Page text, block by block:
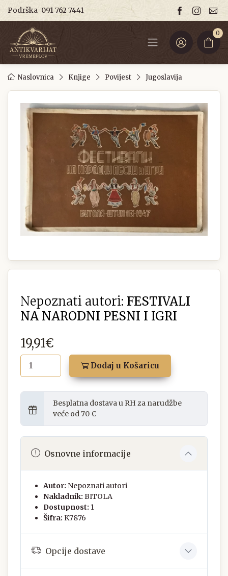
Podrška 091 762 7441
0
Naslovnica Knjige Povijest Jugoslavija
Nepoznati autori: FESTIVALI
NA NARODNI PESNI I IGRI
19,91€
Dodaj u Košaricu
Besplatna dostava u RH za narudžbe
veće od 70 €
Osnovne informacije
Autor: Nepoznati autori
Nakladnik: BITOLA
Dostupnost: 1
Šifra: K7876
Opcije dostave